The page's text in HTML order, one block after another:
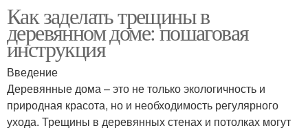
Как заделать трещины в
деревянном доме: пошаговая
инструкция
Введение
Деревянные дома – это не только экологичность и
природная красота, но и необходимость регулярного
ухода. Трещины в деревянных стенах и потолках могут